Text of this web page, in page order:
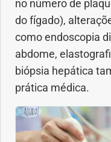
no número de
do fígado),
como endoscopia
abdome,
biópsia hepática
prática médica.